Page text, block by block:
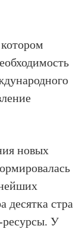
новых
десятка
ресурсы. У